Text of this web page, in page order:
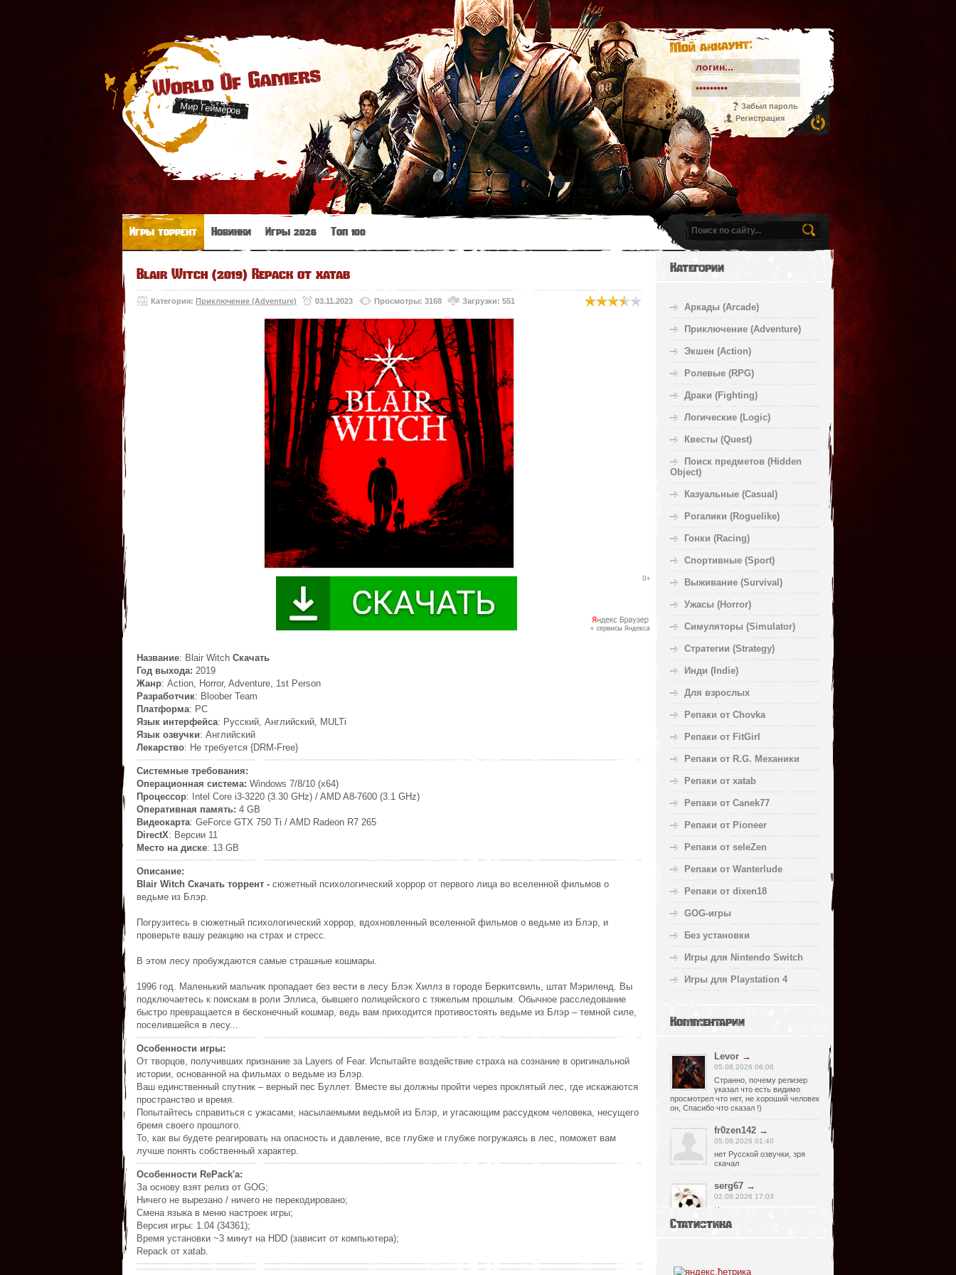
World Of Gamers
Мир Геймеров
Мой аккаунт:
Забыл пароль
Регистрация
Игры торрент Новинки Игры 2026 Топ 100
Blair Witch (2019) Repack от xatab
Категория: Приключение (Adventure) 03.11.2023 Просмотры: 3168 Загрузки: 551
Название: Blair Witch Скачать
Год выхода: 2019
Жанр: Action, Horror, Adventure, 1st Person
Разработчик: Bloober Team
Платформа: PC
Язык интерфейса: Русский, Английский, MULTi
Язык озвучки: Английский
Лекарство: Не требуется {DRM-Free}
Системные требования:
Операционная система: Windows 7/8/10 (х64)
Процессор: Intel Core i3-3220 (3.30 GHz) / AMD A8-7600 (3.1 GHz)
Оперативная память: 4 GB
Видеокарта: GeForce GTX 750 Ti / AMD Radeon R7 265
DirectX: Версии 11
Место на диске: 13 GB
Описание:
Blair Witch Скачать торрент - сюжетный психологический хоррор от первого лица во вселенной фильмов о
ведьме из Блэр.
Погрузитесь в сюжетный психологический хоррор, вдохновленный вселенной фильмов о ведьме из Блэр, и
проверьте вашу реакцию на страх и стресс.
В этом лесу пробуждаются самые страшные кошмары.
1996 год. Маленький мальчик пропадает без вести в лесу Блэк Хиллз в городе Беркитсвиль, штат Мэриленд. Вы
подключаетесь к поискам в роли Эллиса, бывшего полицейского с тяжелым прошлым. Обычное расследование
быстро превращается в бесконечный кошмар, ведь вам приходится противостоять ведьме из Блэр – темной силе,
поселившейся в лесу...
Особенности игры:
От творцов, получивших признание за Layers of Fear. Испытайте воздействие страха на сознание в оригинальной
истории, основанной на фильмах о ведьме из Блэр.
Ваш единственный спутник – верный пес Буллет. Вместе вы должны пройти через проклятый лес, где искажаются
пространство и время.
Попытайтесь справиться с ужасами, насылаемыми ведьмой из Блэр, и угасающим рассудком человека, несущего
бремя своего прошлого.
То, как вы будете реагировать на опасность и давление, все глубже и глубже погружаясь в лес, поможет вам
лучше понять собственный характер.
Особенности RePack'a:
За основу взят релиз от GOG;
Ничего не вырезано / ничего не перекодировано;
Смена языка в меню настроек игры;
Версия игры: 1.04 (34361);
Время установки ~3 минут на HDD (зависит от компьютера);
Repack от xatab.
Категории
Аркады (Arcade)
Приключение (Adventure)
Экшен (Action)
Ролевые (RPG)
Драки (Fighting)
Логические (Logic)
Квесты (Quest)
Поиск предметов (Hidden
Object)
Казуальные (Casual)
Рогалики (Roguelike)
Гонки (Racing)
Спортивные (Sport)
Выживание (Survival)
Ужасы (Horror)
Симуляторы (Simulator)
Стратегии (Strategy)
Инди (Indie)
Для взрослых
Репаки от Chovka
Репаки от FitGirl
Репаки от R.G. Механики
Репаки от xatab
Репаки от Canek77
Репаки от Pioneer
Репаки от seleZen
Репаки от Wanterlude
Репаки от dixen18
GOG-игры
Без установки
Игры для Nintendo Switch
Игры для Playstation 4
Комментарии
Levor →
05.08.2026 06:06
Странно, почему релизер
указал что есть видимо
просмотрел что нет, не хороший человек
он, Спасибо что сказал !)
fr0zen142 →
05.08.2026 01:40
нет Русской озвучки, зря
скачал
serg67 →
02.08.2026 17:03
Игра интересная,а снизил
уменьшения экрана,играешь только на
Статистика